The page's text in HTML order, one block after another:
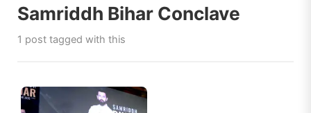
Samriddh Bihar Conclave
1 post tagged with this